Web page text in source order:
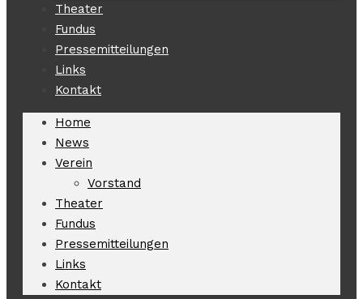
Theater
Fundus
Pressemitteilungen
Links
Kontakt
Home
News
Verein
Vorstand
Theater
Fundus
Pressemitteilungen
Links
Kontakt